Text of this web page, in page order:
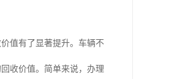
值有了显著提升。车辆不
收价值。简单来说，办理